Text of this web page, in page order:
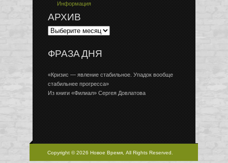
Информация
АРХИВ
ФРАЗА ДНЯ
«Кризис — явление стабильное. Упадок вообще
стабильнее прогресса»
Из книги «Филиал» Сергея Довлатова
Copyright © 2026 Новое Время, All Rights Reserved.